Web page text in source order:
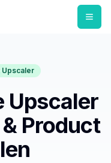
Upscaler
Upscaler
Product